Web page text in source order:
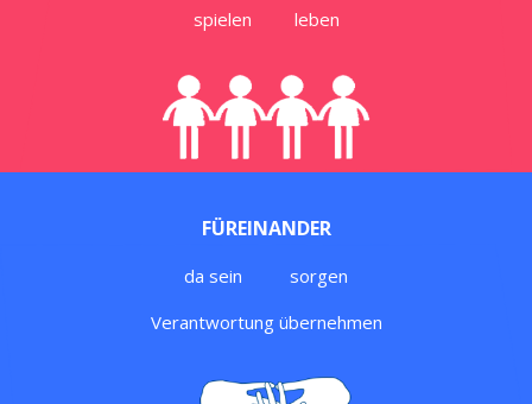
spielen         leben
FÜREINANDER
da sein          sorgen
Verantwortung übernehmen